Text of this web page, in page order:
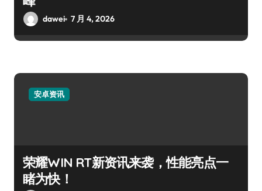
dawei 7 月 4, 2026
安卓资讯
荣耀WIN RT新资讯来袭，性能亮点一
睹为快！